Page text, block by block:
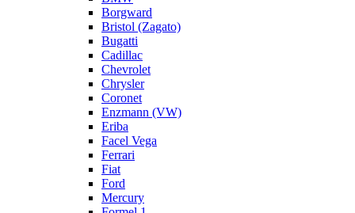
Borgward
Bristol (Zagato)
Bugatti
Cadillac
Chevrolet
Chrysler
Coronet
Enzmann (VW)
Eriba
Facel Vega
Ferrari
Fiat
Ford
Mercury